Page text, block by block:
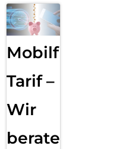
Mobilfunk
Tarif –
Wir
beraten